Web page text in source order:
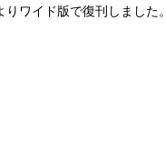
ワイド版で復刊しました。